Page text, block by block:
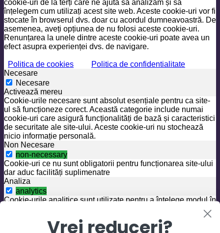
cookie-uri de la terți care ne ajută să analizăm și să
înțelegem cum utilizați acest site web. Aceste cookie-uri vor fi
stocate în browserul dvs. doar cu acordul dumneavoastră. De
asemenea, aveți opțiunea de nu folosi aceste cookie-uri.
Renunțarea la unele dintre aceste cookie-uri poate avea un
efect asupra experienței dvs. de navigare.
Politica de cookies
Politica de confidentialitate
Necesare
Necesare
Activează mereu
Cookie-urile necesare sunt absolut esențiale pentru ca site-
ul să funcționeze corect. Această categorie include numai
cookie-uri care asigură funcționalități de bază și caracteristici
de securitate ale site-ului. Aceste cookie-uri nu stochează
nicio informație personală.
Non Necesare
non-necessary
Cookie-uri ce nu sunt obligatorii pentru funcționarea site-ului
dar aduc facilități suplimenatre
Analiza
analytics
Cookie-urile analitice sunt utilizate pentru a înțelege modul în
care vizitatorii interacționează cu site-ul. Aceste cookie-uri
ajută la furnizarea de informații despre valorile numărului de
vizitatori, rata de respingere, sursa de trafic etc.
Vrei reduceri?